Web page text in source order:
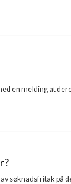
en melding at
søknadsfritak på